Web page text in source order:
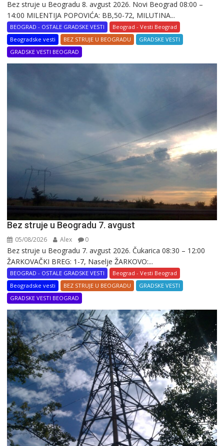
Bez struje u Beogradu 8. avgust 2026. Novi Beograd 08:00 –
14:00 MILENTIJA POPOVIĆA: BB,50-72, MILUTINA...
BEOGRAD - OSTALE GRADSKE VESTI
Beograd - Vesti Beograd
Beogradske vesti
BEZ STRUJE U BEOGRADU
GRADSKE VESTI
GRADSKE VESTI BEOGRAD
Bez struje u Beogradu 7. avgust
05/08/2026 Alex 0
Bez struje u Beogradu 7. avgust 2026. Čukarica 08:30 – 12:00
ŽARKOVAČKI BREG: 1-7, Naselje ŽARKOVO:...
BEOGRAD - OSTALE GRADSKE VESTI
Beograd - Vesti Beograd
Beogradske vesti
BEZ STRUJE U BEOGRADU
GRADSKE VESTI
GRADSKE VESTI BEOGRAD